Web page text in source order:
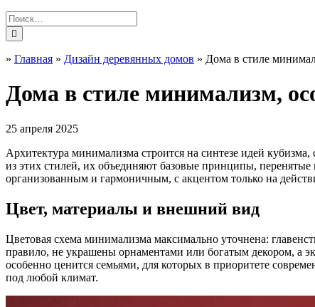
» Главная » Дизайн деревянных домов » Дома в стиле
Дома в стиле минимализм,
25 апреля 2025
Архитектура минимализма строится на синтезе идей
из этих стилей, их объединяют базовые принципы, перенятые
организованным и гармоничным, с акцентом только на
Цвет, материалы и внешний вид
Цветовая схема минимализма максимально уточнена:
правило, не украшены орнаментами или богатым декором, а
особенно ценится семьями, для которых в приоритете
под любой климат.